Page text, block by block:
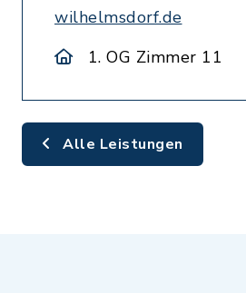
wilhelmsdorf.de
1. OG Zimmer 11
Alle Leistungen